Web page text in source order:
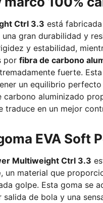
Ctrl 3.3 está
gran durabilidad y
y estabilidad,
por fibra de carbono
fuerte. Esta combinación de
un equilibrio
carbono aluminizado
traduce en un mejor
EVA Soft
Multiweight Ctrl 3.3
, un material que
golpe. Esta goma se
de bola y una